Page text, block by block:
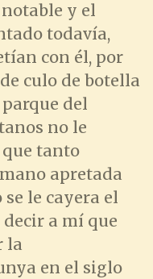
y el
todavía,
con él, por
culo de botella
del
no le
que tanto
apretada
le cayera el
decir a mí que
la
en el siglo